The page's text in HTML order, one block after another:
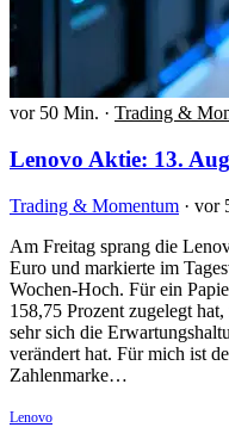
vor 50 Min. · Trading &
Lenovo Aktie: 13.
Trading & Momentum · vor
Am Freitag sprang die
Euro und markierte im
Wochen-Hoch. Für ein
158,75 Prozent zugelegt
sehr sich die
verändert hat. Für mich ist
Zahlenmarke…
Lenovo